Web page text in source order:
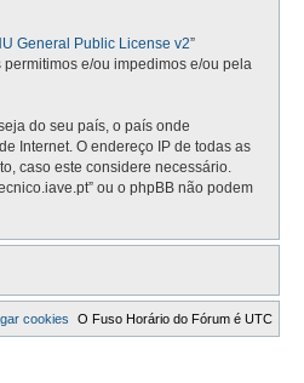
General Public License v2”
e/ou impedimos e/ou pela
do seu país, o país onde
Internet. O endereço IP de todas as
caso este considere necessário.
ou o phpBB não podem
O Fuso Horário do Fórum é UTC
cookies